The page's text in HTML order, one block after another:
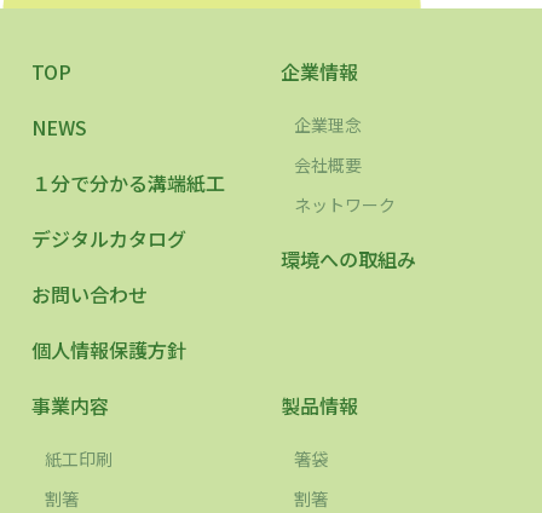
TOP
NEWS
１分で分かる溝端紙工
デジタルカタログ
お問い合わせ
個人情報保護方針
企業情報
企業理念
会社概要
ネットワーク
環境への取組み
事業内容
紙工印刷
割箸
製品情報
箸袋
割箸